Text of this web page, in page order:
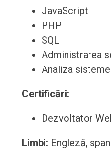
JavaScript
PHP
SQL
Administrarea
Analiza
Certificări:
Dezvoltator
Limbi: Engleză,